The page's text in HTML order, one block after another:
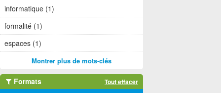
informatique (1)
formalité (1)
espaces (1)
Montrer plus de mots-clés
Formats Tout effacer